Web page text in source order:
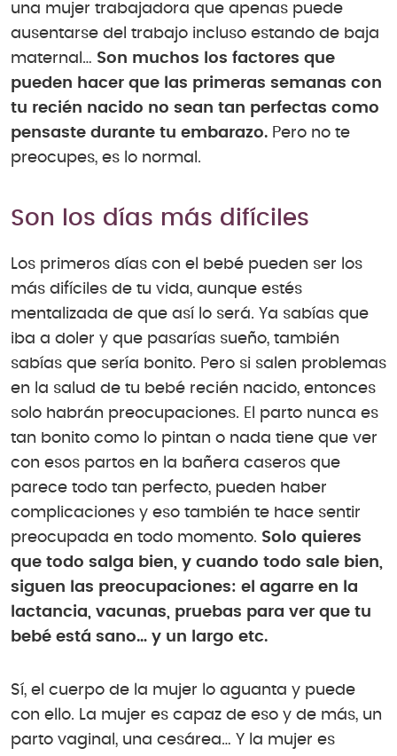
una mujer trabajadora que apenas puede
ausentarse del trabajo incluso estando de baja
maternal… Son muchos los factores que
pueden hacer que las primeras semanas con
tu recién nacido no sean tan perfectas como
pensaste durante tu embarazo. Pero no te
preocupes, es lo normal.
Son los días más difíciles
Los primeros días con el bebé pueden ser los
más difíciles de tu vida, aunque estés
mentalizada de que así lo será. Ya sabías que
iba a doler y que pasarías sueño, también
sabías que sería bonito. Pero si salen problemas
en la salud de tu bebé recién nacido, entonces
solo habrán preocupaciones. El parto nunca es
tan bonito como lo pintan o nada tiene que ver
con esos partos en la bañera caseros que
parece todo tan perfecto, pueden haber
complicaciones y eso también te hace sentir
preocupada en todo momento. Solo quieres
que todo salga bien, y cuando todo sale bien,
siguen las preocupaciones: el agarre en la
lactancia, vacunas, pruebas para ver que tu
bebé está sano… y un largo etc.
Sí, el cuerpo de la mujer lo aguanta y puede
con ello. La mujer es capaz de eso y de más, un
parto vaginal, una cesárea… Y la mujer es